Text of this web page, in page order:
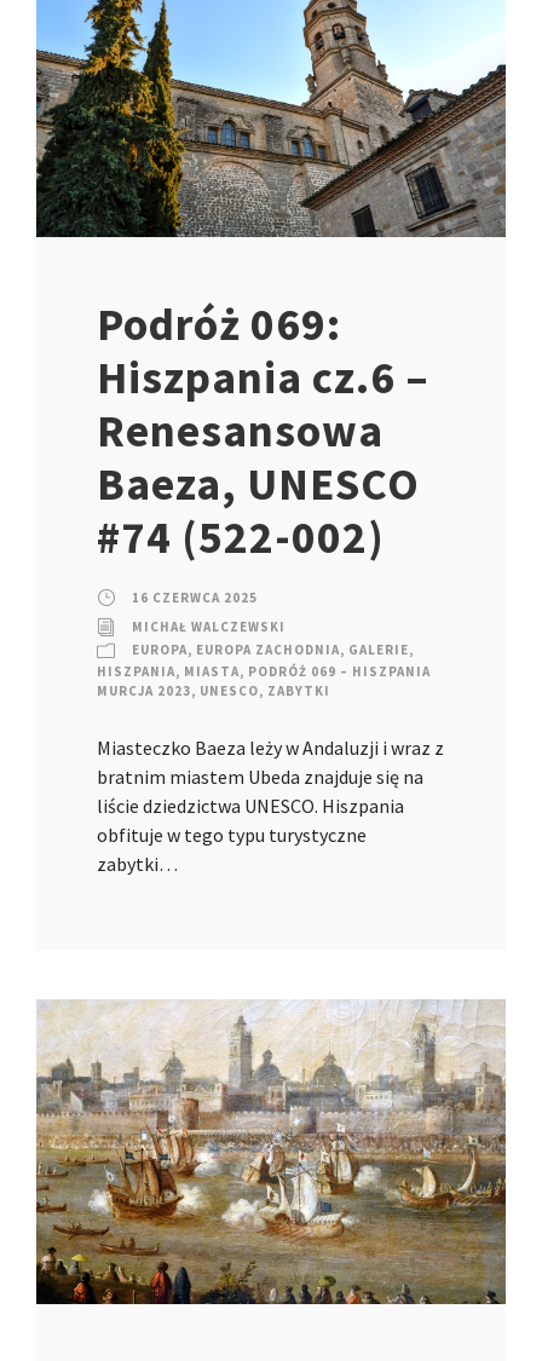
Podróż 069:
Hiszpania cz.6 –
Renesansowa
Baeza, UNESCO
#74 (522-002)
16 CZERWCA 2025
MICHAŁ WALCZEWSKI
EUROPA, EUROPA ZACHODNIA, GALERIE,
HISZPANIA, MIASTA, PODRÓŻ 069 – HISZPANIA
MURCJA 2023, UNESCO, ZABYTKI
Miasteczko Baeza leży w Andaluzji i wraz z
bratnim miastem Ubeda znajduje się na
liście dziedzictwa UNESCO. Hiszpania
obfituje w tego typu turystyczne
zabytki…